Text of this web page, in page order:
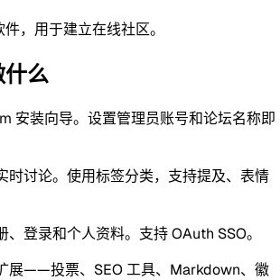
，用于建立在线社区。
么
安装向导。设置管理员账号和论坛名称即
时讨论。使用标签分类，支持提及、表情
、登录和个人资料。支持 OAuth SSO。
展——投票、SEO 工具、Markdown、徽